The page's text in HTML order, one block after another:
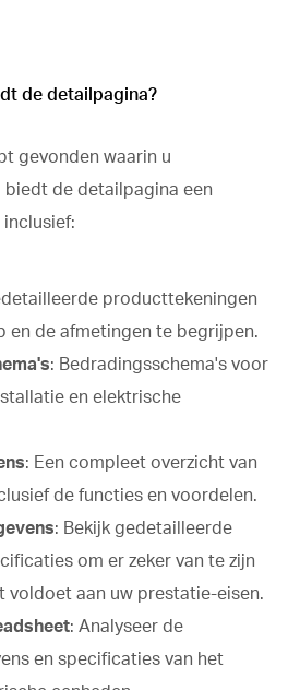
de detailpagina?
gevonden waarin u
de detailpagina een
producttekeningen
en de afmetingen te begrijpen.
: Bedradingsschema's voor
en elektrische
: Een compleet overzicht van
de functies en voordelen.
: Bekijk gedetailleerde
om er zeker van te zijn
voldoet aan uw prestatie-eisen.
: Analyseer de
en specificaties van het